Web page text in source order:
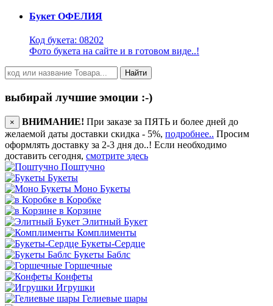
Букет ОФЕЛИЯ
Код букета: 08202
Фото букета на сайте и в готовом виде..!
Найти
выбирай лучшие эмоции :-)
× ВНИМАНИЕ! При заказе за ПЯТЬ и более дней до
желаемой даты доставки скидка - 5%, подробнее.. Просим
оформлять доставку за 2-3 дня до..! Если необходимо
доставить сегодня, смотрите здесь
Поштучно
Букеты
Моно Букеты
в Коробке
в Корзине
Элитный Букет
Комплименты
Букеты-Сердце
Букеты Баблс
Горшечные
Конфеты
Игрушки
Гелиевые шары